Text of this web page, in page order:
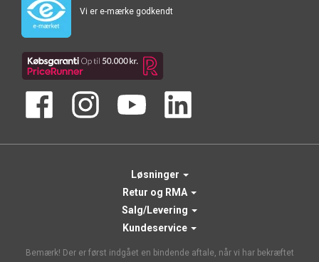
Vi er e-mærke godkendt
Løsninger
Retur og RMA
Salg/Levering
Kundeservice
Bemærk! Der er først indgået en bindende aftale, når vi har bekræftet